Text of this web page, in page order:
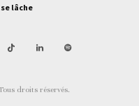
lâche
droits réservés.